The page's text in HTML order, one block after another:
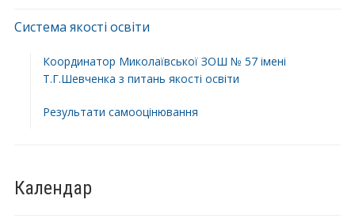
Система якості освіти
Координатор Миколаївської ЗОШ № 57 імені
Т.Г.Шевченка з питань якості освіти
Результати самооцінювання
Календар